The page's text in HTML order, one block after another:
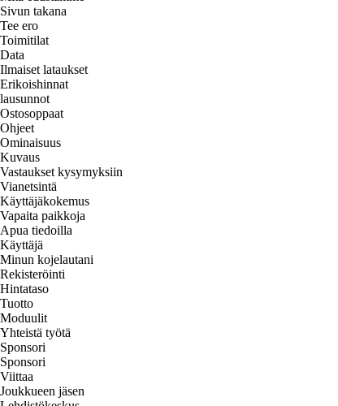
Sivun takana
Tee ero
Toimitilat
Data
Ilmaiset lataukset
Erikoishinnat
lausunnot
Ostosoppaat
Ohjeet
Ominaisuus
Kuvaus
Vastaukset kysymyksiin
Vianetsintä
Käyttäjäkokemus
Vapaita paikkoja
Apua tiedoilla
Käyttäjä
Minun kojelautani
Rekisteröinti
Hintataso
Tuotto
Moduulit
Yhteistä työtä
Sponsori
Sponsori
Viittaa
Joukkueen jäsen